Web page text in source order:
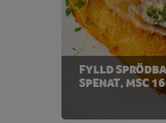
Protein
Riboflavin
Tiamin
FYLLD
SPENAT, MSC